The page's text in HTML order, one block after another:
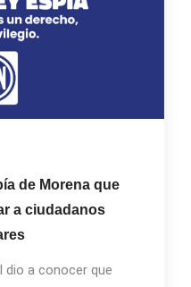
de Morena que
a ciudadanos
dio a conocer que